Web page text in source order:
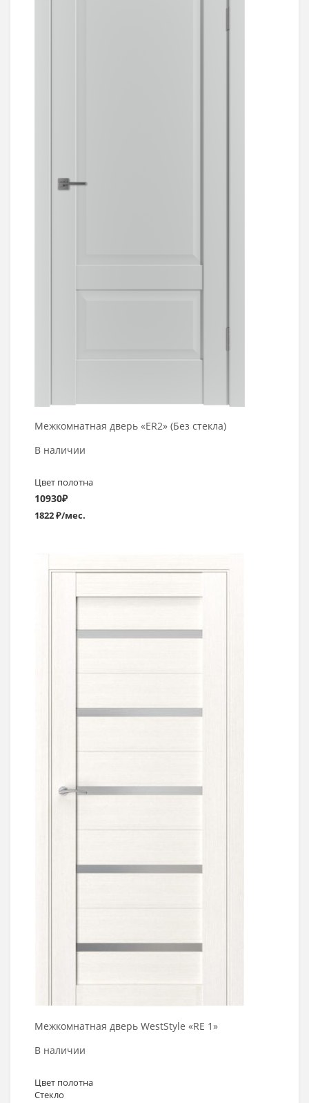
Межкомнатная дверь «ER2» (Без стекла)
В наличии
Цвет полотна
10930₽
1822 ₽/мес.
Межкомнатная дверь WestStyle «RE 1»
В наличии
Цвет полотна
Стекло